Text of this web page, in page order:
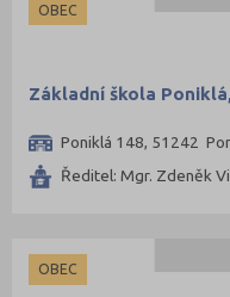
OBEC
Základní škola
Poniklá 148, 51242
Ředitel: Mgr. Zdeněk
OBEC